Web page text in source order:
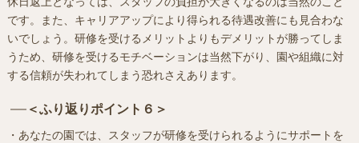
です。また、キャリアアップにより得られる待遇改善にも見合わな
いでしょう。研修を受けるメリットよりもデメリットが勝ってしま
うため、研修を受けるモチベーションは当然下がり、園や組織に対
する信頼が失われてしまう恐れさえあります。
＜ふり返りポイント６＞
・あなたの園では、スタッフが研修を受けられるようにサポートを